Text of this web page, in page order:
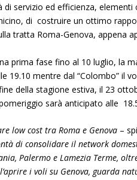
servizio ed efficienza,
di costruire un ottimo
tratta Roma-Genova, appena
prima fase fino al 10 luglio, la
19.10 mentre dal “Colombo” il
della stagione estiva, il 23
sarà anticipato alle
low cost tra Roma e Genova –
di consolidare il network
Palermo e Lamezia Terme,
i voli su Genova, guarda